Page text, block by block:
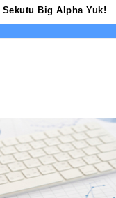
Big Alpha Yuk!